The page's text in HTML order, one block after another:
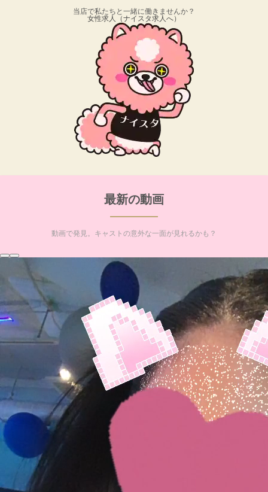
当店で私たちと一緒に働きませんか？
女性求人
（ナイスタ求人へ）
最新の動画
動画で発見。キャストの意外な一面が見れるかも？